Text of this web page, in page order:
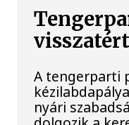
A tengerparti
nyári